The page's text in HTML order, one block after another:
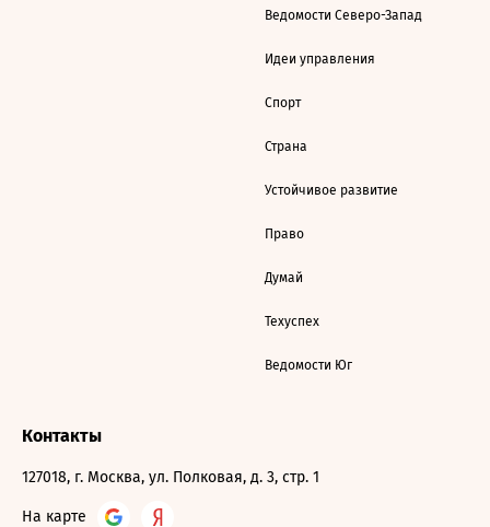
Ведомости Северо-Запад
Идеи управления
Спорт
Страна
Устойчивое развитие
Право
Думай
Техуспех
Ведомости Юг
Контакты
127018, г. Москва, ул. Полковая, д. 3, стр. 1
На карте